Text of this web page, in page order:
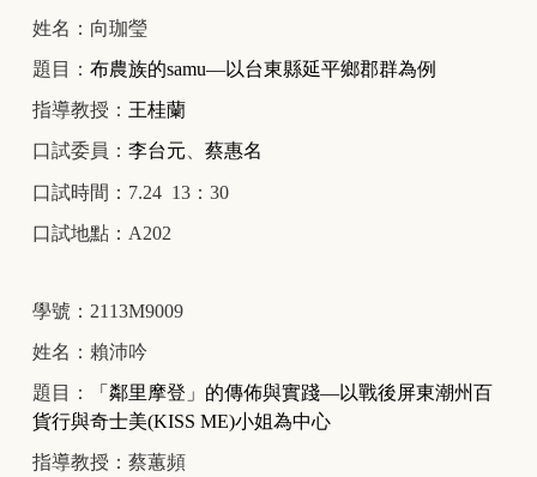
姓名：向珈瑩
題目： 布農族的samu—以台東縣延平鄉郡群為例
指導教授： 王桂蘭
口試委員： 李台元 蔡惠名
口試時間：7.24 13：30
口試地點：A202
學號：2113M9009
姓名：賴沛吟
題目：
「鄰里摩登」的傳佈與實踐—以戰後屏東潮州百
貨行與奇士美(KISS ME)小姐為中心
指導教授：蔡蕙頻